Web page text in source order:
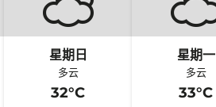
星期日
多云
32°C
星期一
多云
33°C